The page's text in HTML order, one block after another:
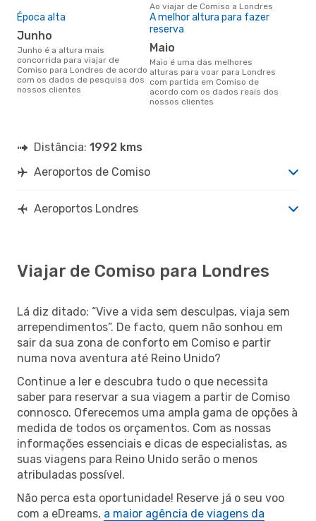
Ao viajar de Comiso a Londres
Época alta
junho
junho é a altura mais
concorrida para viajar de
Comiso para Londres de acordo
com os dados de pesquisa dos
nossos clientes
A melhor altura para fazer
reserva
maio
maio é uma das melhores
alturas para voar para Londres
com partida em Comiso de
acordo com os dados reais dos
nossos clientes
Distância: 1992 kms
Aeroportos de Comiso
Aeroportos Londres
Viajar de Comiso para Londres
Lá diz ditado: “Vive a vida sem desculpas, viaja sem
arrependimentos”. De facto, quem não sonhou em
sair da sua zona de conforto em Comiso e partir
numa nova aventura até Reino Unido?
Continue a ler e descubra tudo o que necessita
saber para reservar a sua viagem a partir de Comiso
connosco. Oferecemos uma ampla gama de opções à
medida de todos os orçamentos. Com as nossas
informações essenciais e dicas de especialistas, as
suas viagens para Reino Unido serão o menos
atribuladas possível.
Não perca esta oportunidade! Reserve já o seu voo
com a eDreams, a maior agência de viagens da